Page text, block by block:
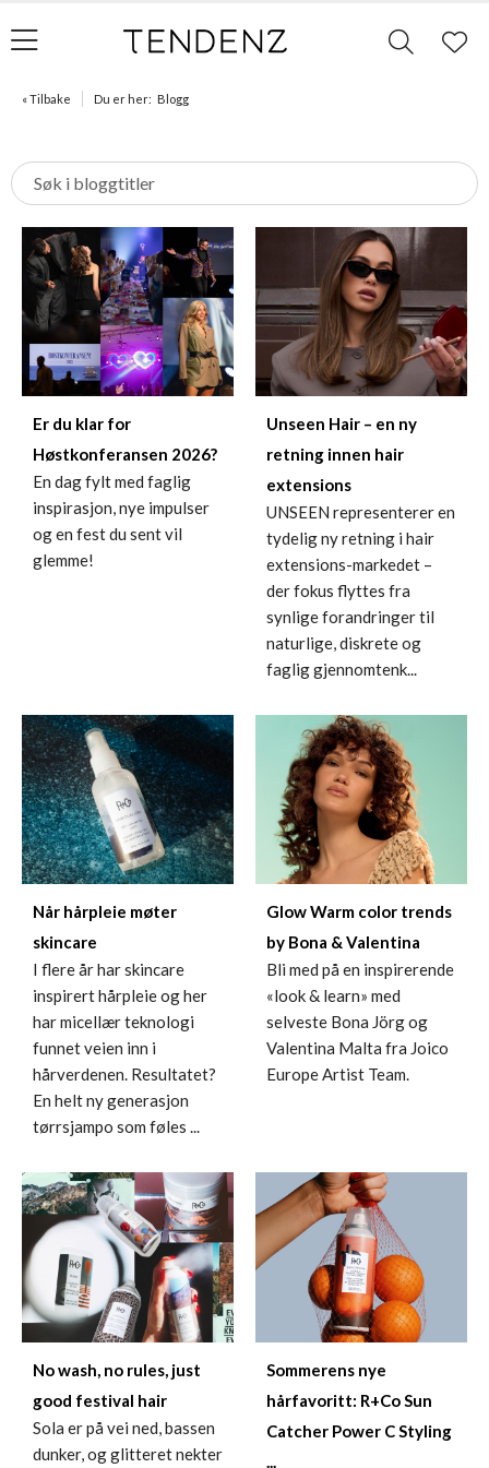
« Tilbake Du er her: Blogg
Er du klar for
Høstkonferansen 2026?
En dag fylt med faglig
inspirasjon, nye impulser
og en fest du sent vil
glemme!
Unseen Hair – en ny
retning innen hair
extensions
UNSEEN representerer en
tydelig ny retning i hair
extensions-markedet –
der fokus flyttes fra
synlige forandringer til
naturlige, diskrete og
faglig gjennomtenk...
Når hårpleie møter
skincare
I flere år har skincare
inspirert hårpleie og her
har micellær teknologi
funnet veien inn i
hårverdenen. Resultatet?
En helt ny generasjon
tørrsjampo som føles ...
Glow Warm color trends
by Bona & Valentina
Bli med på en inspirerende
«look & learn» med
selveste Bona Jörg og
Valentina Malta fra Joico
Europe Artist Team.
No wash, no rules, just
good festival hair
Sola er på vei ned, bassen
dunker, og glitteret nekter
Sommerens nye
hårfavoritt: R+Co Sun
Catcher Power C Styling